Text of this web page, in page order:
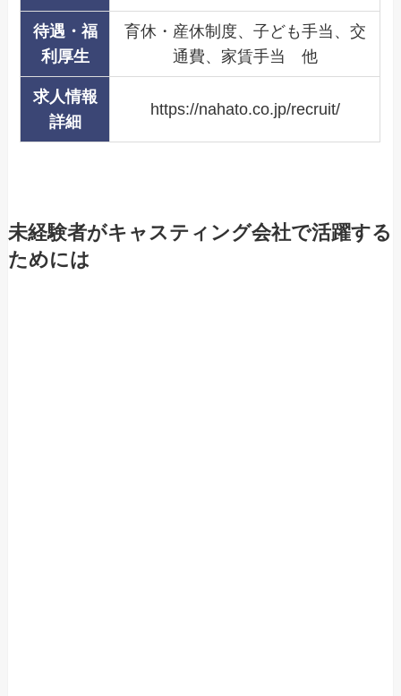
待遇・福
利厚生
育休・産休制度、子ども手当、交
通費、家賃手当 他
求人情報
詳細
https://nahato.co.jp/recruit/
未経験者がキャスティング会社で活躍する
ためには